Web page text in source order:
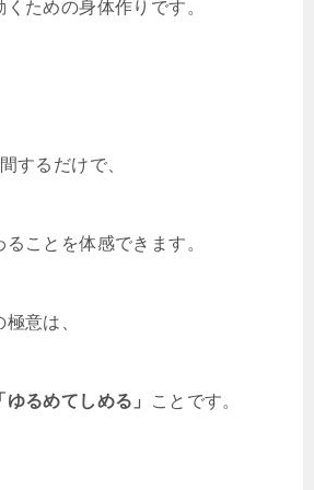
ための身体作りです。
するだけで、
ことを体感できます。
意は、
ゆるめてしめる」 ことです。